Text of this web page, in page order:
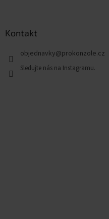
Kontakt
objednavky@prokonzole.cz